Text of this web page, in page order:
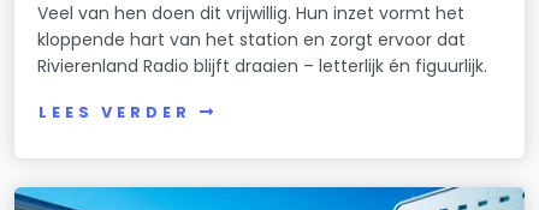
Veel van hen doen dit vrijwillig. Hun inzet vormt het
kloppende hart van het station en zorgt ervoor dat
Rivierenland Radio blijft draaien – letterlijk én figuurlijk.
LEES VERDER